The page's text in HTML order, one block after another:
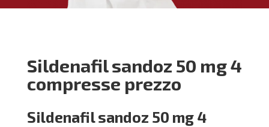
Sildenafil sandoz 50 mg 4
compresse prezzo
Sildenafil sandoz 50 mg 4